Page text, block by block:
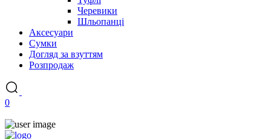
Черевики
Шльопанці
Аксесуари
Сумки
Догляд за взуттям
Розпродаж
0